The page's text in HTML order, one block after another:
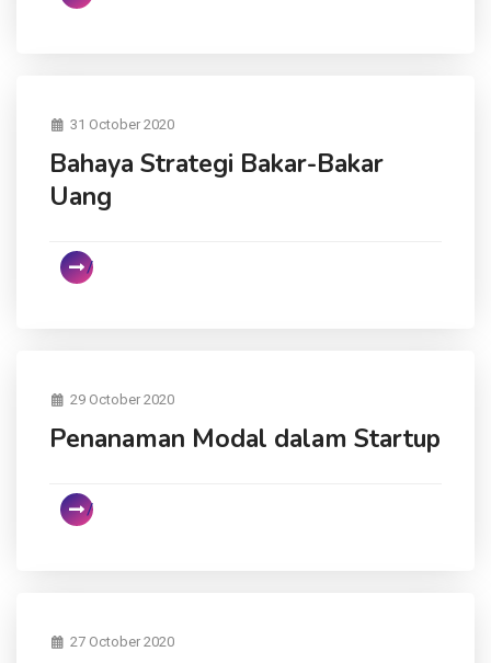
31 October 2020
Bahaya Strategi Bakar-Bakar
Uang
29 October 2020
Penanaman Modal dalam Startup
27 October 2020